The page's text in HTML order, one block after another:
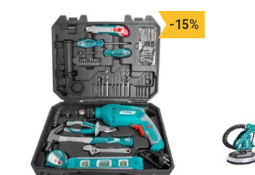
-15%